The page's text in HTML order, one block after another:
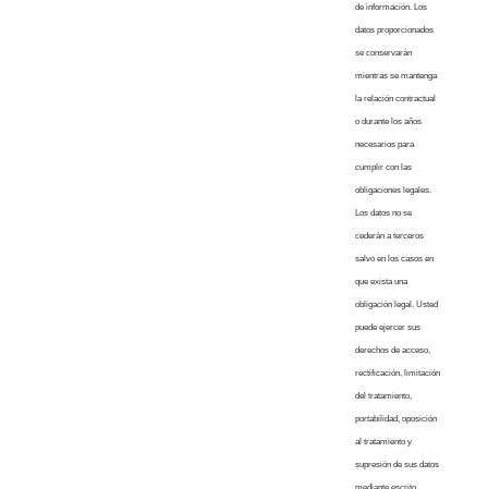
de información. Los
datos proporcionados
se conservarán
mientras se mantenga
la relación contractual
o durante los años
necesarios para
cumplir con las
obligaciones legales.
Los datos no se
cederán a terceros
salvo en los casos en
que exista una
obligación legal. Usted
puede ejercer sus
derechos de acceso,
rectificación, limitación
del tratamiento,
portabilidad, oposición
al tratamiento y
supresión de sus datos